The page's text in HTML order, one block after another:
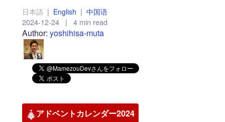
日本語 | English | 中国语
2024-12-24 | 4 min read
Author: yoshihisa-muta
アドベントカレンダー2024